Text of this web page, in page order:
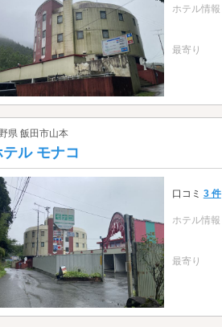
ホテル情報
最寄り
県 飯田市山本
テル モナコ
口コミ 3 件
ホテル情報
最寄り